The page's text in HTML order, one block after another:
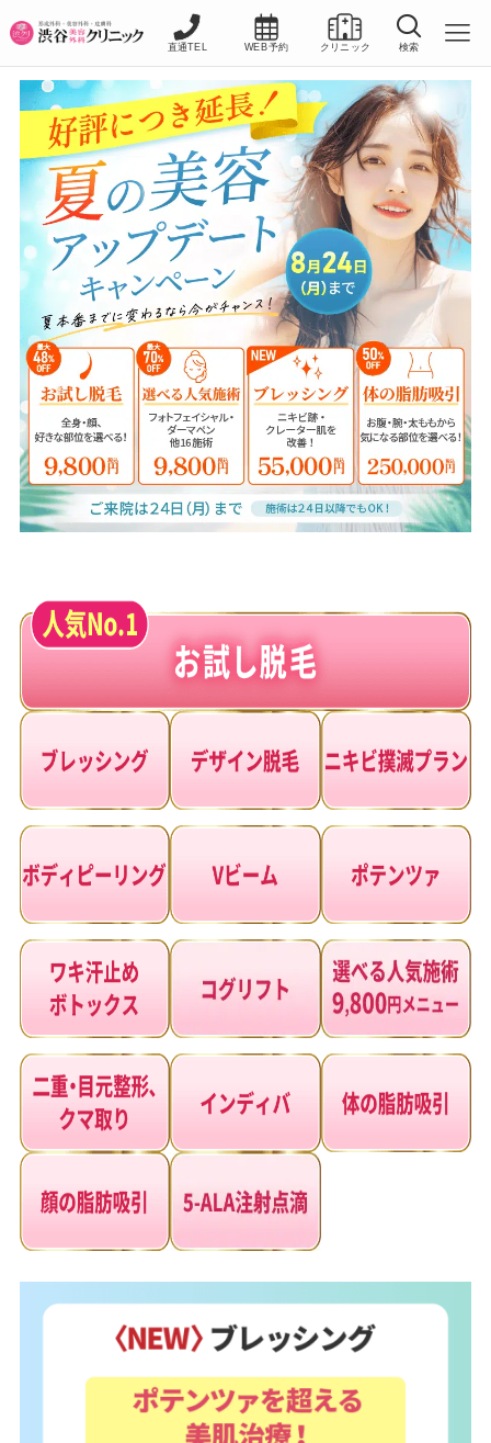
直通TEL WEB予約 クリニック 検索